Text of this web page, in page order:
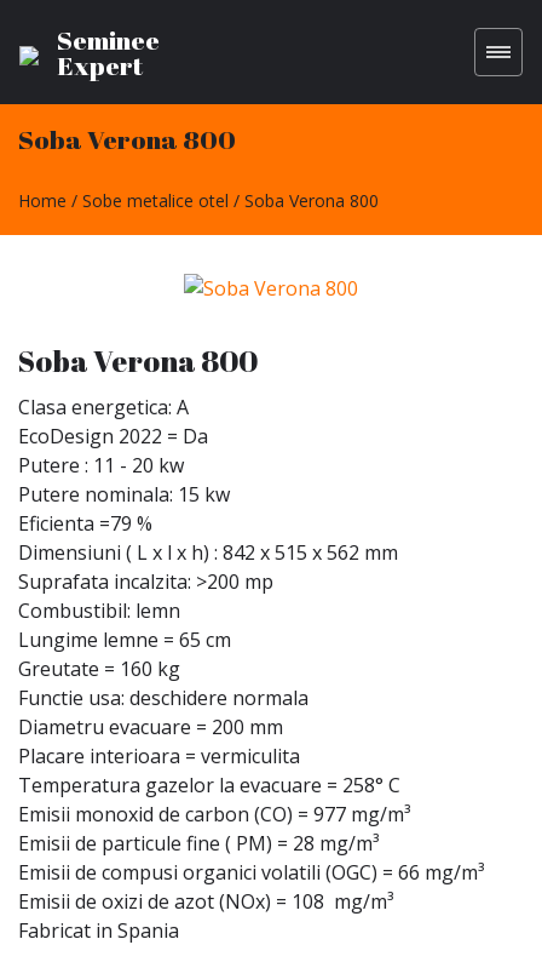
Seminee
Expert
Soba Verona 800
Home Sobe metalice otel Soba Verona 800
Soba Verona 800
Clasa energetica: A
EcoDesign 2022 = Da
Putere : 11 - 20 kw
Putere nominala: 15 kw
Eficienta =79 %
Dimensiuni ( L x l x h) : 842 x 515 x 562 mm
Suprafata incalzita: >200 mp
Combustibil: lemn
Lungime lemne = 65 cm
Greutate = 160 kg
Functie usa: deschidere normala
Diametru evacuare = 200 mm
Placare interioara = vermiculita
Temperatura gazelor la evacuare = 258° C
Emisii monoxid de carbon (CO) = 977 mg/m³
Emisii de particule fine ( PM) = 28 mg/m³
Emisii de compusi organici volatili (OGC) = 66 mg/m³
Emisii de oxizi de azot (NOx) = 108 mg/m³
Fabricat in Spania